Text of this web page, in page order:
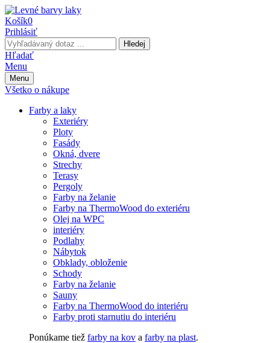
Košík0
Prihlásiť
Hledej
Hľadať
Menu
Menu
Všetko o nákupe
Farby a laky
Exteriéry
Ploty
Fasády
Okná, dvere
Strechy
Terasy
Pergoly
Farby na želanie
Farby na ThermoWood do exteriéru
Olej na WPC
interiéry
Podlahy
Nábytok
Obklady, obloženie
Schody
Farby na želanie
Sauny
Farby na ThermoWood do interiéru
Farby proti starnutiu do interiéru
Ponúkame tiež farby na kov a farby na plast.